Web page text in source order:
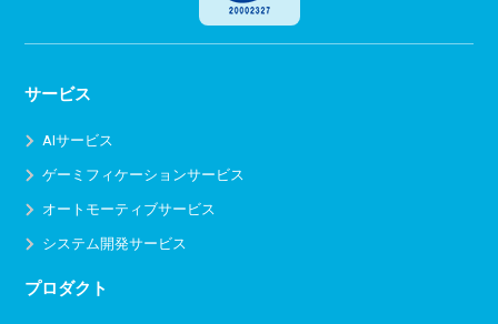
サービス
AIサービス
ゲーミフィケーションサービス
オートモーティブサービス
システム開発サービス
プロダクト